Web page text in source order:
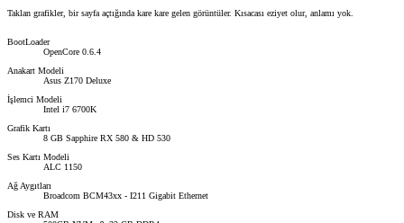
Taklan grafikler, bir sayfa açtığında kare kare gelen görüntüler. Kısacası eziyet olur, anlamı yok.
BootLoader
OpenCore 0.6.4
Anakart Modeli
Asus Z170 Deluxe
İşlemci Modeli
Intel i7 6700K
Grafik Kartı
8 GB Sapphire RX 580 & HD 530
Ses Kartı Modeli
ALC 1150
Ağ Aygıtları
Broadcom BCM43xx - I211 Gigabit Ethernet
Disk ve RAM